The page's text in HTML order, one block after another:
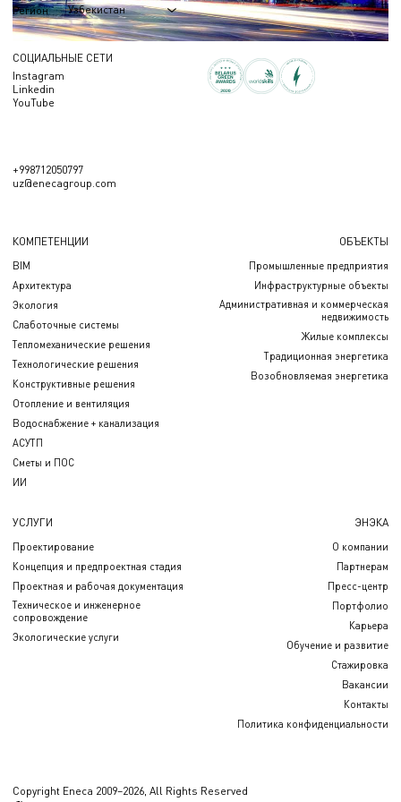
Регион Узбекистан
СОЦИАЛЬНЫЕ СЕТИ
Instagram
Linkedin
YouTube
+998712050797
uz@enecagroup.com
КОМПЕТЕНЦИИ
BIM
Архитектура
Экология
Слаботочные системы
Тепломеханические решения
Технологические решения
Конструктивные решения
Отопление и вентиляция
Водоснабжение + канализация
АСУТП
Сметы и ПОС
ИИ
ОБЪЕКТЫ
Промышленные предприятия
Инфраструктурные объекты
Административная и коммерческая
недвижимость
Жилые комплексы
Традиционная энергетика
Возобновляемая энергетика
УСЛУГИ
Проектирование
Концепция и предпроектная стадия
Проектная и рабочая документация
Техническое и инженерное
сопровождение
Экологические услуги
ЭНЭКА
О компании
Партнерам
Пресс-центр
Портфолио
Карьера
Обучение и развитие
Стажировка
Вакансии
Контакты
Политика конфиденциальности
Copyright Eneca 2009–2026, All Rights Reserved